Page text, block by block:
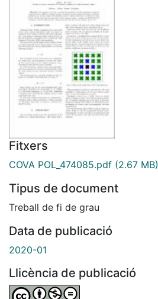
Fitxers
COVA POL_474085.pdf (2.67 MB)
Tipus de document
Treball de fi de grau
Data de publicació
2020-01
Llicència de publicació